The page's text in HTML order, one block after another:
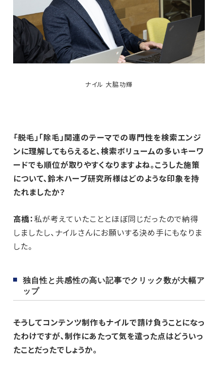
ナイル 大脇功輝
――「脱毛」「除毛」関連のテーマでの専門性を検索エンジ
ンに理解してもらえると、検索ボリュームの多いキーワ
ードでも順位が取りやすくなりますよね。こうした施策
について、鈴木ハーブ研究所様はどのような印象を持
たれましたか？
高橋：私が考えていたこととほぼ同じだったので納得
しましたし、ナイルさんにお願いする決め手にもなりま
した。
独自性と共感性の高い記事でクリック数が大幅ア
ップ
――そうしてコンテンツ制作もナイルで請け負うことになっ
たわけですが、制作にあたって気を遣った点はどういっ
たことだったでしょうか。